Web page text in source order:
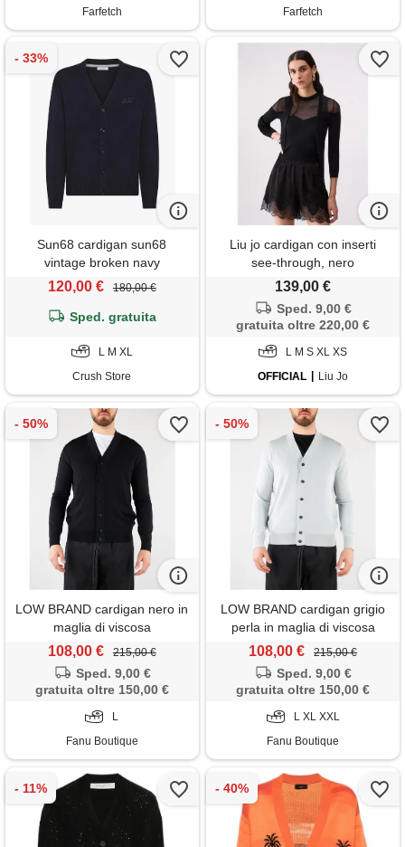
Farfetch Farfetch
Sun68 cardigan sun68
vintage broken navy
120,00 € 180,00 €
Sped. gratuita
L M XL
Crush Store
Liu jo cardigan con inserti
see-through, nero
139,00 €
Sped. 9,00 €
gratuita oltre 220,00 €
L M S XL XS
OFFICIAL
Liu Jo
LOW BRAND cardigan nero in
maglia di viscosa
108,00 € 215,00 €
Sped. 9,00 €
gratuita oltre 150,00 €
L
Fanu Boutique
LOW BRAND cardigan grigio
perla in maglia di viscosa
108,00 € 215,00 €
Sped. 9,00 €
gratuita oltre 150,00 €
L XL XXL
Fanu Boutique